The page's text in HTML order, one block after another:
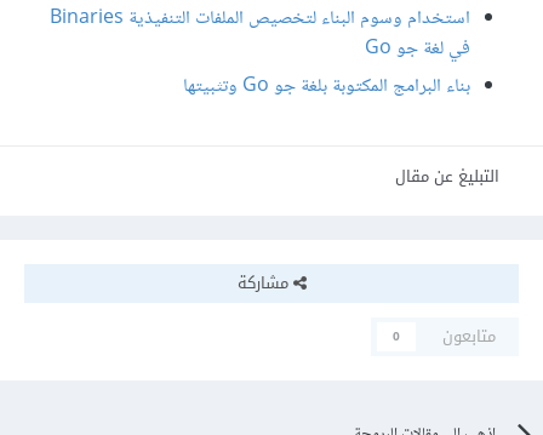
استخدام وسوم البناء لتخصيص الملفات التنفيذية Binaries
في لغة جو Go
بناء البرامج المكتوبة بلغة جو Go وتثبيتها
التبليغ عن مقال
مشاركة
متابعون
0